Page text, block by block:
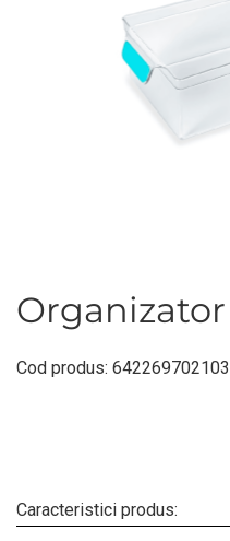
Cod produs:
Caracteristici produs: